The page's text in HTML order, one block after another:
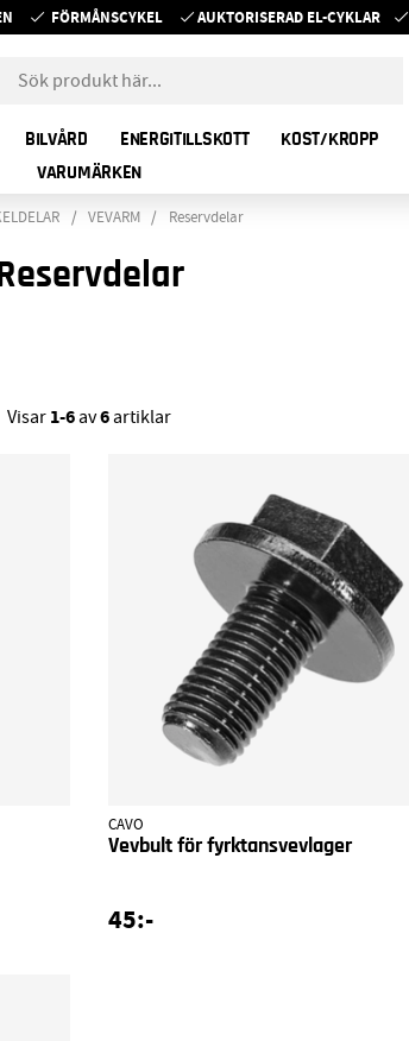
FÖRMÅNSCYKEL AUKTORISERAD EL-CYKLAR
BILVÅRD ENERGITILLSKOTT KOST/KROPP
VARUMÄRKEN
VEVARM Reservdelar
Visar 1-6av6artiklar
CAVO
Vevbult för fyrktansvevlager
45:-